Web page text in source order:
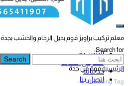
معلم تركيب براويز فوم بديل الرخام والخشب بجدة
الرئيسية
معرض أعمالنا
خدماتنا
اتصل بنا
Search for:
Search
الرئيسيةفوم في جدة
Browsing Tag